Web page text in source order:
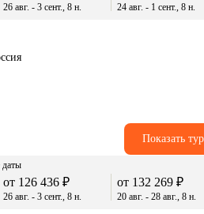
26 авг. - 3 сент., 8 н. 24 авг. - 1 сент., 8 н.
Показать
даты
от 126 436 ₽
26 авг. - 3 сент., 8 н.
от 132 269 ₽
20 авг. - 28 авг., 8 н.